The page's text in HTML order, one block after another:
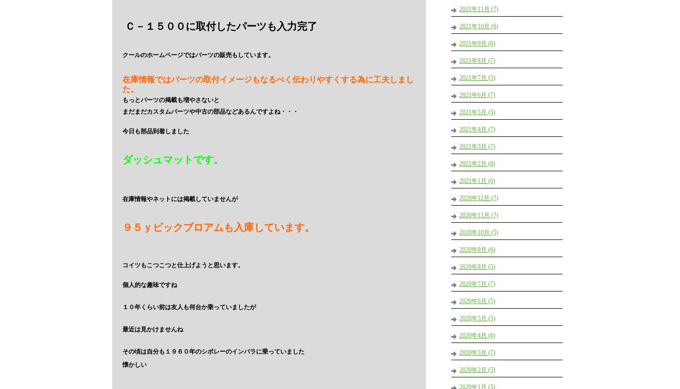
Ｃ－１５００に取付したパーツも入力完了
クールのホームページではパーツの販売もしています。
在庫情報ではパーツの取付イメージもなるべく伝わりやすくする為に工夫しまし
た。
もっとパーツの掲載も増やさないと
まだまだカスタムパーツや中古の部品などあるんですよね・・・
今日も部品到着しました
ダッシュマットです。
在庫情報やネットには掲載していませんが
９５ｙビックブロアムも入庫しています。
コイツもこつこつと仕上げようと思います。
個人的な趣味ですね
１０年くらい前は友人も何台か乗っていましたが
最近は見かけませんね
その頃は自分も１９６０年のシボレーのインパラに乗っていました
懐かしい
2021年11月 (7)
2021年10月 (6)
2021年9月 (6)
2021年8月 (7)
2021年7月 (5)
2021年6月 (7)
2021年5月 (5)
2021年4月 (7)
2021年3月 (7)
2021年2月 (8)
2021年1月 (6)
2020年12月 (7)
2020年11月 (7)
2020年10月 (5)
2020年9月 (6)
2020年8月 (5)
2020年7月 (7)
2020年6月 (5)
2020年5月 (5)
2020年4月 (6)
2020年3月 (7)
2020年2月 (5)
2020年1月 (5)